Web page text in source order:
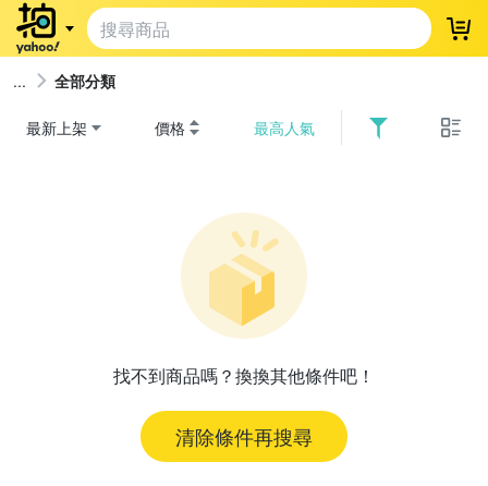
登
全部分類
最新上架 價格 最高人氣
找不到商品嗎？換換其他條件吧！
清除條件再搜尋